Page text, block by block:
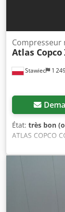
Stawiec 1
Compresseur
Atlas Copco
État: très bon
ATLAS COPCO
Compresseur
service
pression de
Moteur
compresseur
prix brut :
une vidéo